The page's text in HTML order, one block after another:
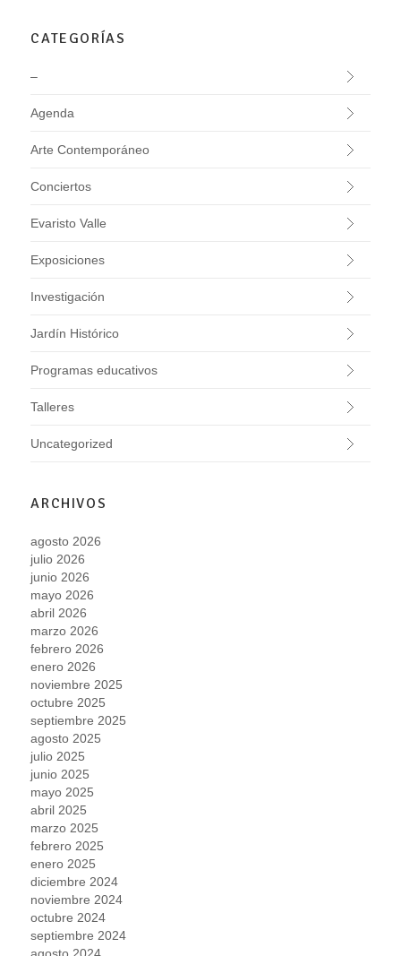
CATEGORÍAS
–
Agenda
Arte Contemporáneo
Conciertos
Evaristo Valle
Exposiciones
Investigación
Jardín Histórico
Programas educativos
Talleres
Uncategorized
ARCHIVOS
agosto 2026
julio 2026
junio 2026
mayo 2026
abril 2026
marzo 2026
febrero 2026
enero 2026
noviembre 2025
octubre 2025
septiembre 2025
agosto 2025
julio 2025
junio 2025
mayo 2025
abril 2025
marzo 2025
febrero 2025
enero 2025
diciembre 2024
noviembre 2024
octubre 2024
septiembre 2024